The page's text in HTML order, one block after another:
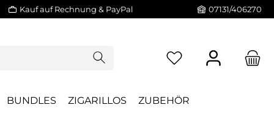
Kauf auf Rechnung & PayPal 07131/406270
BUNDLES ZIGARILLOS ZUBEHÖR